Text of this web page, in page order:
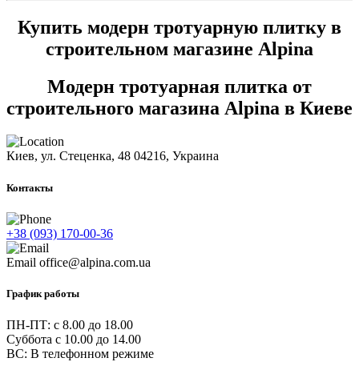
Купить модерн тротуарную плитку в
строительном магазине Alpina
Модерн тротуарная плитка от
строительного магазина Alpina в Киеве
Киев, ул. Стеценка, 48 04216, Украина
Контакты
+38 (093) 170-00-36
Email office@alpina.com.ua
График работы
ПН-ПТ: c 8.00 до 18.00
Суббота с 10.00 до 14.00
ВС: В телефонном режиме